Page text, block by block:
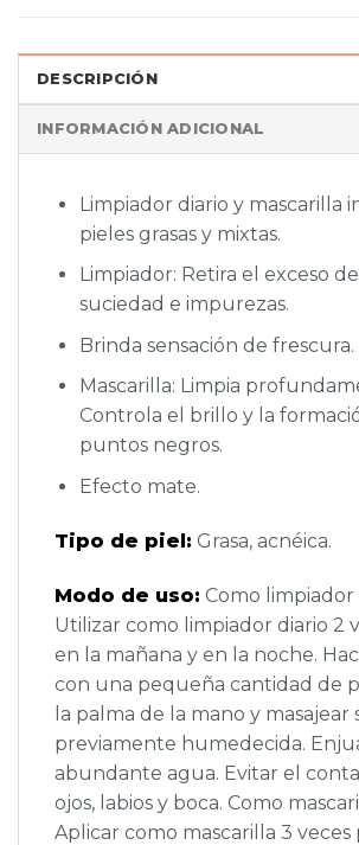
DESCRIPCIÓN
INFORMACIÓN ADICIONAL
Limpiador diario y mascarilla
pieles grasas y mixtas.
Limpiador: Retira el exceso
suciedad e impurezas.
Brinda sensación de frescura.
Mascarilla: Limpia
Controla el brillo y la
puntos negros.
Efecto mate.
Tipo de piel: Grasa, acnéica.
Modo de uso: Como limpiador
Utilizar como limpiador diario 2
en la mañana y en la noche.
con una pequeña cantidad de
la palma de la mano y masajear
previamente humedecida.
abundante agua. Evitar el
ojos, labios y boca. Como
Aplicar como mascarilla 3 veces